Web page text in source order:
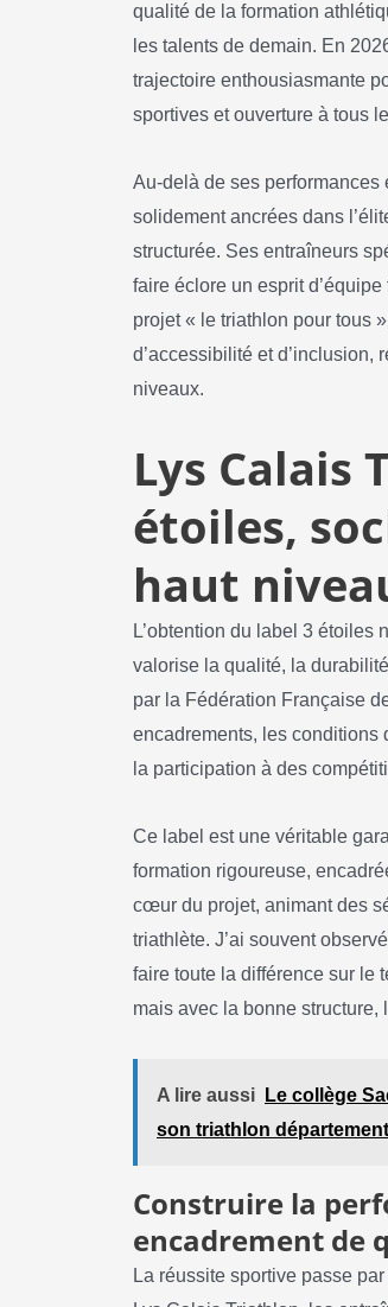
qualité de la formation
les talents de demain. En
trajectoire enthousiasmante
sportives et ouverture à tous
Au-delà de ses
solidement ancrées dans
structurée. Ses entraîneurs
faire éclore un esprit
projet « le triathlon pour tous
d’accessibilité et
niveaux.
Lys Calais
étoiles,
haut
L’obtention du label 3 étoiles
valorise la qualité, la
par la Fédération Française
encadrements, les conditions
la participation à des
Ce label est une véritable
formation rigoureuse,
cœur du projet, animant des
triathlète. J’ai souvent
faire toute la différence sur le
mais avec la bonne
A lire aussi
Le collège
son triathlon
Construire la
encadrement de
La réussite sportive passe